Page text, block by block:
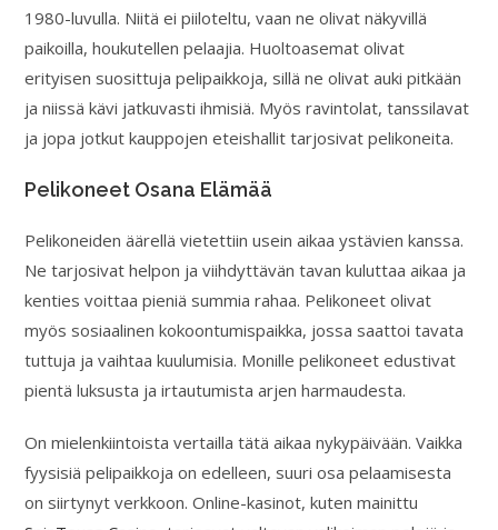
1980-luvulla. Niitä ei piiloteltu, vaan ne olivat näkyvillä
paikoilla, houkutellen pelaajia. Huoltoasemat olivat
erityisen suosittuja pelipaikkoja, sillä ne olivat auki pitkään
ja niissä kävi jatkuvasti ihmisiä. Myös ravintolat, tanssilavat
ja jopa jotkut kauppojen eteishallit tarjosivat pelikoneita.
Pelikoneet Osana Elämää
Pelikoneiden äärellä vietettiin usein aikaa ystävien kanssa.
Ne tarjosivat helpon ja viihdyttävän tavan kuluttaa aikaa ja
kenties voittaa pieniä summia rahaa. Pelikoneet olivat
myös sosiaalinen kokoontumispaikka, jossa saattoi tavata
tuttuja ja vaihtaa kuulumisia. Monille pelikoneet edustivat
pientä luksusta ja irtautumista arjen harmaudesta.
On mielenkiintoista vertailla tätä aikaa nykypäivään. Vaikka
fyysisiä pelipaikkoja on edelleen, suuri osa pelaamisesta
on siirtynyt verkkoon. Online-kasinot, kuten mainittu